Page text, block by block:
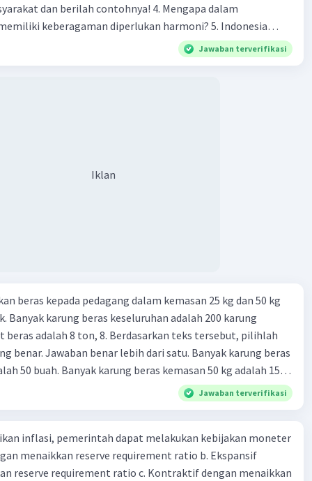
dan berilah contohnya! 4. Mengapa dalam
keberagaman diperlukan harmoni? 5. Indonesia
yang kaya akan keberagaman baik dilihat dari agama, suku,
Berdasarkan pernyataan tersebut, apa yang dapat
Jawaban terverifikasi
Iklan
beras kepada pedagang dalam kemasan 25 kg dan 50 kg
Banyak karung beras keseluruhan adalah 200 karung
adalah 8 ton, 8. Berdasarkan teks tersebut, pilihlah
benar. Jawaban benar lebih dari satu. Banyak karung beras
50 buah. Banyak karung beras kemasan 50 kg adalah 150
dalam kemasan 25 kg adalah 2 ton. Perbandingan berat
kg dan 50 kg dalam truk adalah 1: 3. 9. Berdasarkan teks
biaya angkut semua beras yang harus dibayar oleh Bu
C. Rp2.312.000 B. Rp2.475.000 D. Rp2.280.000
Jawaban terverifikasi
inflasi, pemerintah dapat melakukan kebijakan moneter
menaikkan reserve requirement ratio b. Ekspansif
reserve requirement ratio c. Kontraktif dengan menaikkan